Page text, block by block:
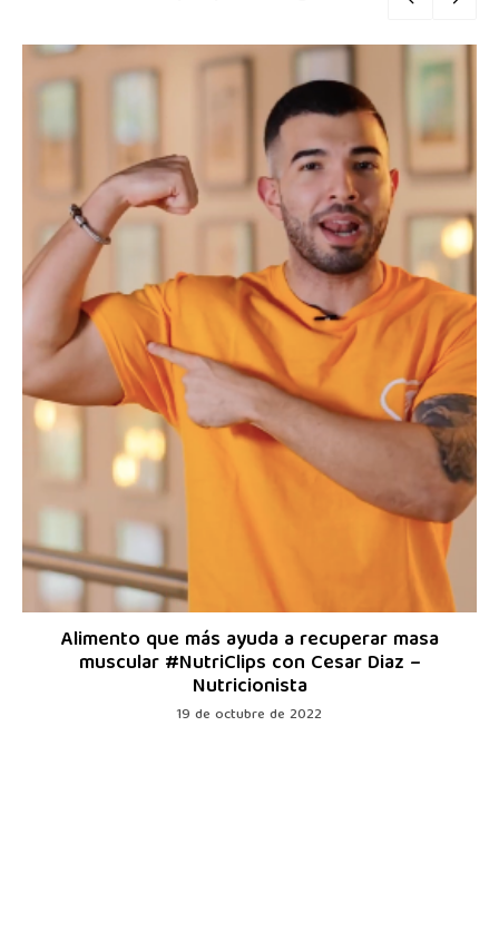
Alimento que más ayuda a recuperar masa
muscular #NutriClips con Cesar Diaz –
Nutricionista
19 de octubre de 2022